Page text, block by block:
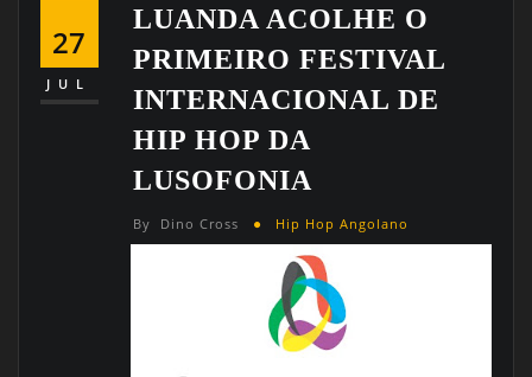
27
JUL
LUANDA ACOLHE O
PRIMEIRO FESTIVAL
INTERNACIONAL DE
HIP HOP DA
LUSOFONIA
By Dino Cross Hip Hop Angolano